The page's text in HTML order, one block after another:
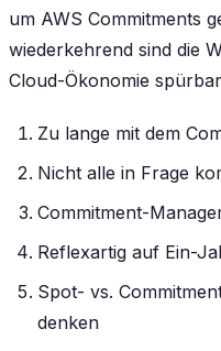
um AWS Commitments
wiederkehrend sind die
Cloud-Ökonomie
Zu lange mit dem
Nicht alle in Frage
Commitment-
Reflexartig auf Ein-
Spot- vs.
denken